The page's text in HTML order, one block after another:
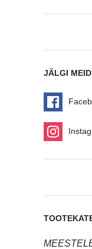
JÄLGI MEID